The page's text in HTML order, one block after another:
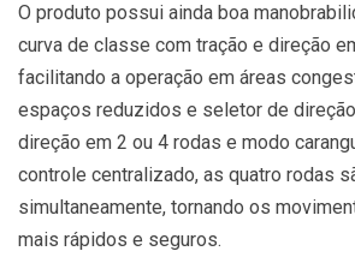
O produto possui ainda boa
curva de classe com tração e direção
facilitando a operação em áreas
espaços reduzidos e seletor de
direção em 2 ou 4 rodas e modo
controle centralizado, as quatro rodas
simultaneamente, tornando os
mais rápidos e seguros.